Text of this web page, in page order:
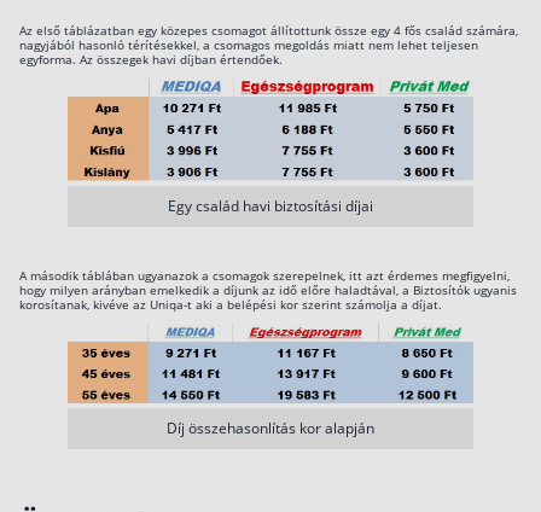
Az első táblázatban egy közepes csomagot állítottunk össze egy 4 fős család számára,
nagyjából hasonló térítésekkel, a csomagos megoldás miatt nem lehet teljesen
egyforma. Az összegek havi díjban értendőek.
Egy család havi biztosítási díjai
A második táblában ugyanazok a csomagok szerepelnek, itt azt érdemes megfigyelni,
hogy milyen arányban emelkedik a díjunk az idő előre haladtával, a Biztosítók ugyanis
korosítanak, kivéve az Uniqa-t aki a belépési kor szerint számolja a díjat.
Díj összehasonlítás kor alapján